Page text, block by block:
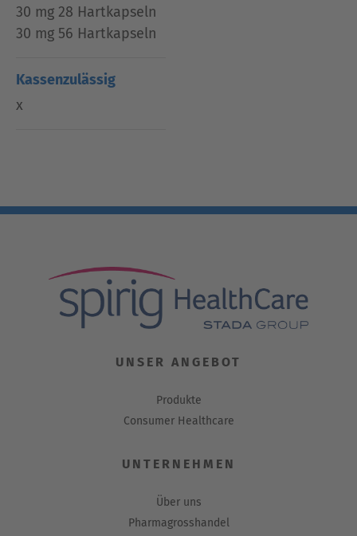
30 mg 28 Hartkapseln
30 mg 56 Hartkapseln
Kassenzulässig
x
UNSER ANGEBOT
Produkte
Consumer Healthcare
UNTERNEHMEN
Über uns
Pharmagrosshandel